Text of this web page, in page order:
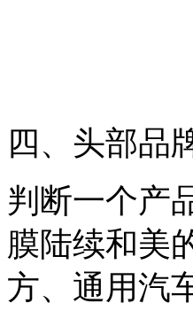
四、头部品
判断一个产
膜陆续和美
方、通用汽